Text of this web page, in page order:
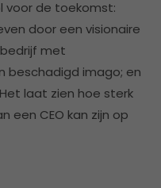
voor de toekomst:
door een visionaire
met
beschadigd imago; en
laat zien hoe sterk
een CEO kan zijn op